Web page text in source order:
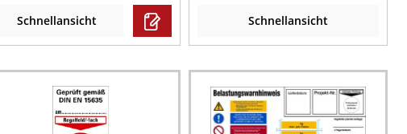
Schnellansicht Schnellansicht